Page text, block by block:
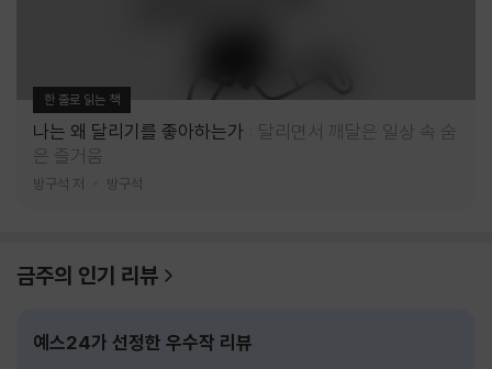
한 줄로 읽는 책
나는 왜 달리기를 좋아하는가
달리면서 깨달은 일상 속 숨
은 즐거움
방구석 저 방구석
금주의 인기 리뷰
예스24가 선정한 우수작 리뷰